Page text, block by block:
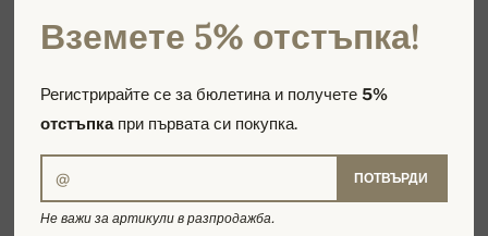
Вземете 5% отстъпка!
Регистрирайте се за бюлетина и получете5%
отстъпкапри първата си покупка.
ПОТВЪРДИ
Не важи за артикули в разпродажба.